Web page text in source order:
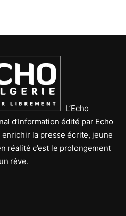
L’Echo
d’Information édité par Echo
la presse écrite, jeune
réalité c’est le prolongement
rêve.